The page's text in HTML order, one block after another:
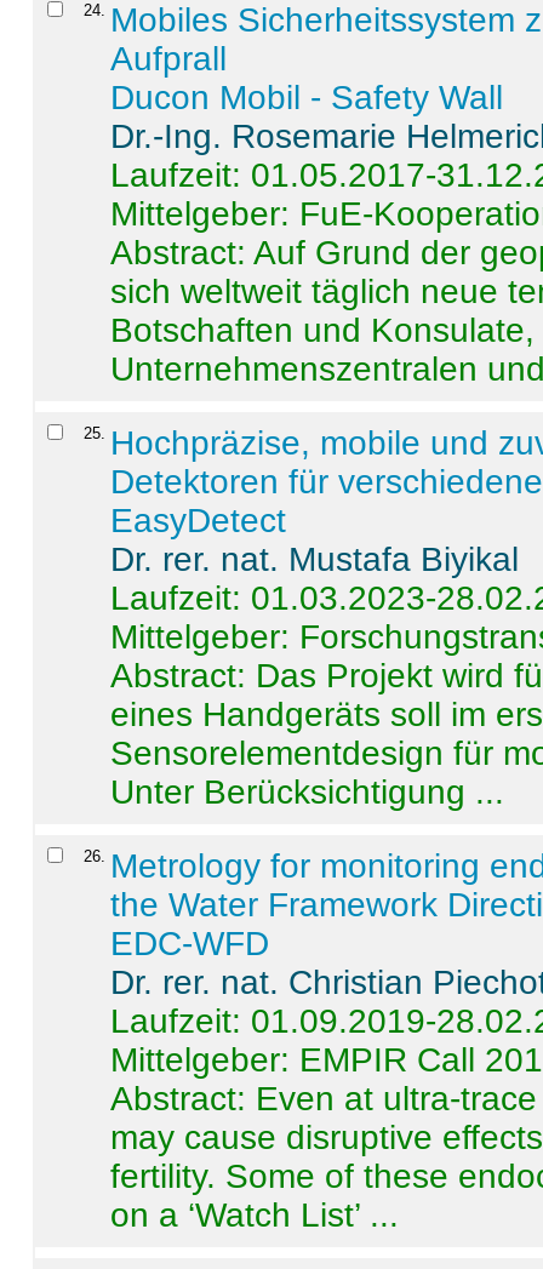
24. Mobiles Sicherheitssystem
Aufprall
Ducon Mobil - Safety Wall
Dr.-Ing. Rosemarie
Laufzeit: 01.05.2017-
Mittelgeber: FuE-
Abstract:Auf Grund der
sich weltweit täglich neue
Botschaften und
Unternehmenszentralen
25. Hochpräzise, mobile und
Detektoren für
EasyDetect
Dr. rer. nat. Mustafa Biyikal
Laufzeit: 01.03.2023-
Mittelgeber:
Abstract: Das Projekt wird
eines Handgeräts soll im
Sensorelementdesign für
Unter Berücksichtigung ...
26. Metrology for monitoring
the Water Framework
EDC-WFD
Dr. rer. nat. Christian
Laufzeit: 01.09.2019-
Mittelgeber: EMPIR Call
Abstract: Even at ultra-
may cause disruptive
fertility. Some of these
on a ‘Watch List’ ...